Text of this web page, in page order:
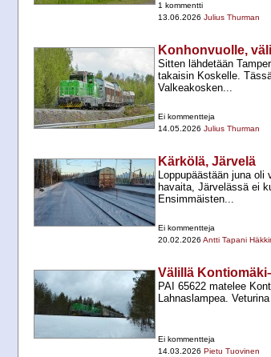
1 kommentti
13.06.2026 Julius Thurman
Konhonvuolle,
Sitten lähdetään
takaisin Koskelle.
Valkeakosken...
Ei kommentteja
14.05.2026 Julius Thurman
Kärkölä, Järvelä
Loppupäästään juna
havaita, Järvelässä ei
Ensimmäisten...
Ei kommentteja
20.02.2026 Antti Tapani
Välillä
PAI 65622 matelee
Lahnaslampea.
Ei kommentteja
14.03.2026 Pietu Tuovinen